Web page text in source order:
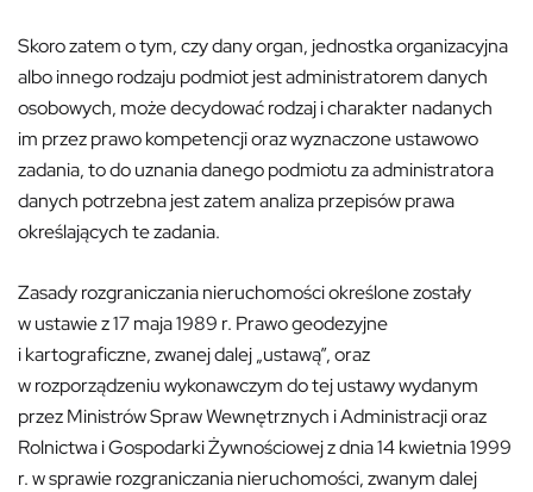
Skoro zatem o tym, czy dany organ, jednostka organizacyjna
albo innego rodzaju podmiot jest administratorem danych
osobowych, może decydować rodzaj i charakter nadanych
im przez prawo kompetencji oraz wyznaczone ustawowo
zadania, to do uznania danego podmiotu za administratora
danych potrzebna jest zatem analiza przepisów prawa
określających te zadania.
Zasady rozgraniczania nieruchomości określone zostały
w ustawie z 17 maja 1989 r. Prawo geodezyjne
i kartograficzne, zwanej dalej „ustawą”, oraz
w rozporządzeniu wykonawczym do tej ustawy wydanym
przez Ministrów Spraw Wewnętrznych i Administracji oraz
Rolnictwa i Gospodarki Żywnościowej z dnia 14 kwietnia 1999
r. w sprawie rozgraniczania nieruchomości, zwanym dalej